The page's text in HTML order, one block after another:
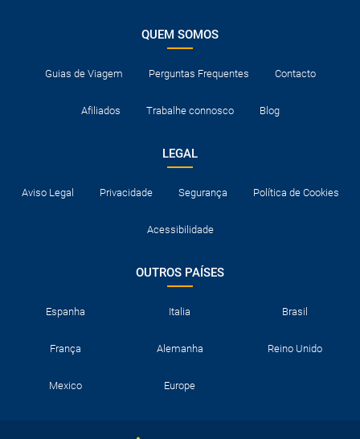
QUEM SOMOS
Guias de Viagem Perguntas Frequentes Contacto
Afiliados Trabalhe connosco Blog
LEGAL
Aviso Legal Privacidade Segurança Política de Cookies
Acessibilidade
OUTROS PAÍSES
Espanha Italia Brasil
França Alemanha Reino Unido
Mexico Europe